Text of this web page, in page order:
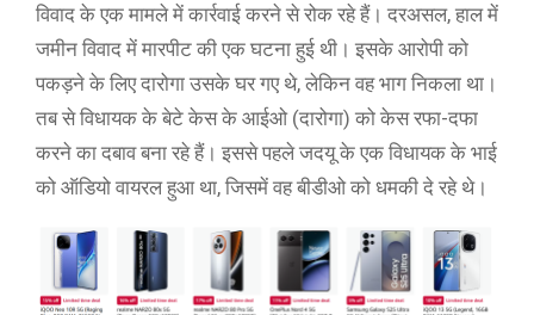
विवाद के एक मामले में कार्रवाई करने से रोक रहे हैं। दरअसल, हाल में
जमीन विवाद में मारपीट की एक घटना हुई थी। इसके आरोपी को
पकड़ने के लिए दारोगा उसके घर गए थे, लेकिन वह भाग निकला था।
तब से विधायक के बेटे केस के आईओ (दारोगा) को केस रफा-दफा
करने का दबाव बना रहे हैं। इससे पहले जदयू के एक विधायक के भाई
को ऑडियो वायरल हुआ था, जिसमें वह बीडीओ को धमकी दे रहे थे।